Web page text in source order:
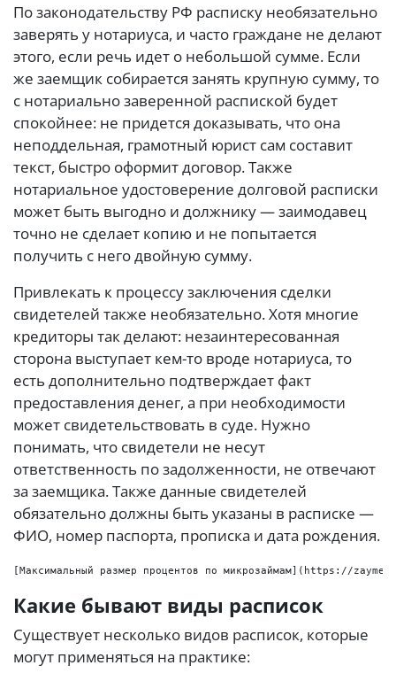
По законодательству РФ расписку необязательно
заверять у нотариуса, и часто граждане не делают
этого, если речь идет о небольшой сумме. Если
же заемщик собирается занять крупную сумму, то
с нотариально заверенной распиской будет
спокойнее: не придется доказывать, что она
неподдельная, грамотный юрист сам составит
текст, быстро оформит договор. Также
нотариальное удостоверение долговой расписки
может быть выгодно и должнику — заимодавец
точно не сделает копию и не попытается
получить с него двойную сумму.
Привлекать к процессу заключения сделки
свидетелей также необязательно. Хотя многие
кредиторы так делают: незаинтересованная
сторона выступает кем-то вроде нотариуса, то
есть дополнительно подтверждает факт
предоставления денег, а при необходимости
может свидетельствовать в суде. Нужно
понимать, что свидетели не несут
ответственность по задолженности, не отвечают
за заемщика. Также данные свидетелей
обязательно должны быть указаны в расписке —
ФИО, номер паспорта, прописка и дата рождения.
Какие бывают виды расписок
Существует несколько видов расписок, которые
могут применяться на практике: